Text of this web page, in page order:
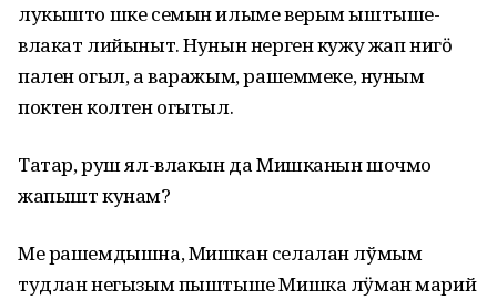
лукышто шке семын илыме верым ыштыше-
влакат лийыныт. Нунын нерген кужу жап нигӧ
пален огыл, а варажым, рашеммеке, нуным
поктен колтен огытыл.
Татар, руш ял-влакын да Мишканын шочмо
жапышт кунам?
Ме рашемдышна, Мишкан селалан лўмым
тудлан негызым пыштыше Мишка лӱман марий